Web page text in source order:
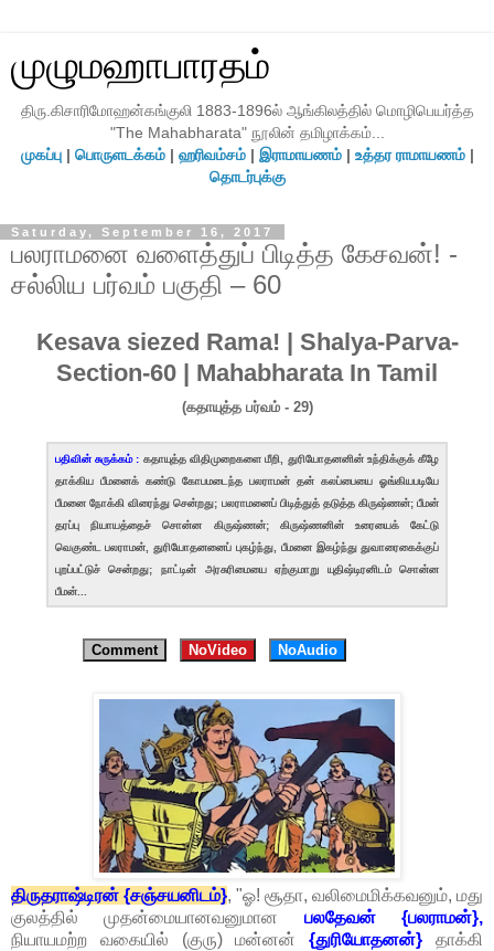
முழுமஹாபாரதம்
திரு.கிசாரிமோஹன்கங்குலி 1883-1896ல் ஆங்கிலத்தில் மொழிபெயர்த்த
"The Mahabharata" நூலின் தமிழாக்கம்...
முகப்பு| பொருளடக்கம்| ஹரிவம்சம்| இராமாயணம்| உத்தர ராமாயணம்|
தொடர்புக்கு
Saturday, September 16, 2017
பலராமனை வளைத்துப் பிடித்த கேசவன்! -
சல்லிய பர்வம் பகுதி – 60
Kesava siezed Rama! | Shalya-Parva-
Section-60 | Mahabharata In Tamil
(கதாயுத்த பர்வம் - 29)
பதிவின் சுருக்கம் : கதாயுத்த விதிமுறைகளை மீறி, துரியோதனனின் உந்திக்குக் கீழே
தாக்கிய பீமனைக் கண்டு கோபமடைந்த பலராமன் தன் கலப்பையை ஓங்கியபடியே
பீமனை நோக்கி விரைந்து சென்றது; பலராமனைப் பிடித்துத் தடுத்த கிருஷ்ணன்; பீமன்
தரப்பு நியாயத்தைச் சொன்ன கிருஷ்ணன்; கிருஷ்ணனின் உரையைக் கேட்டு
வெகுண்ட பலராமன், துரியோதனனைப் புகழ்ந்து, பீமனை இகழ்ந்து துவாரைகைக்குப்
புறப்பட்டுச் சென்றது; நாட்டின் அரசுரிமையை ஏற்குமாறு யுதிஷ்டிரனிடம் சொன்ன
பீமன்...
Comment NoVideo NoAudio
திருதராஷ்டிரன் {சஞ்சயனிடம்}, "ஓ! சூதா, வலிமைமிக்கவனும், மது
குலத்தில் முதன்மையானவனுமான பலதேவன் {பலராமன்},
நியாயமற்ற வகையில் (குரு) மன்னன்{துரியோதனன்} தாக்கி